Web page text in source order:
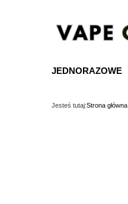
JEDNORAZOWE
Jesteś tutaj:Strona główna